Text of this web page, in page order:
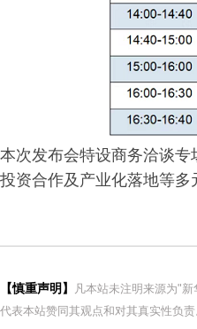
本次发布会特设商务洽谈
投资合作及产业化落地等
【慎重声明】
凡本站未注明来源为"
代表本站赞同其观点和对其真实性负